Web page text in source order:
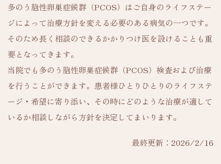
多のう胞性卵巣症候群（PCOS）はご自身のライフステー
ジによって治療方針を変える必要のある病気の一つです。
そのため長く相談のできるかかりつけ医を設けることも重
要となってきます。
当院でも多のう胞性卵巣症候群（PCOS）検査および治療
を行うことができます。患者様ひとりひとりのライフステ
ージ・希望に寄り添い、その時にどのような治療が適して
いるか相談しながら方針を決定してまいります。
最終更新：2026/2/16